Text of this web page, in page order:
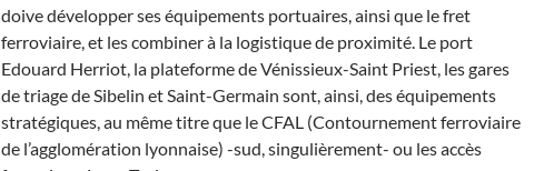
doive développer ses équipements portuaires, ainsi que le fret
ferroviaire, et les combiner à la logistique de proximité. Le port
Edouard Herriot, la plateforme de Vénissieux-Saint Priest, les gares
de triage de Sibelin et Saint-Germain sont, ainsi, des équipements
stratégiques, au même titre que le CFAL (Contournement ferroviaire
de l’agglomération lyonnaise) -sud, singulièrement- ou les accès